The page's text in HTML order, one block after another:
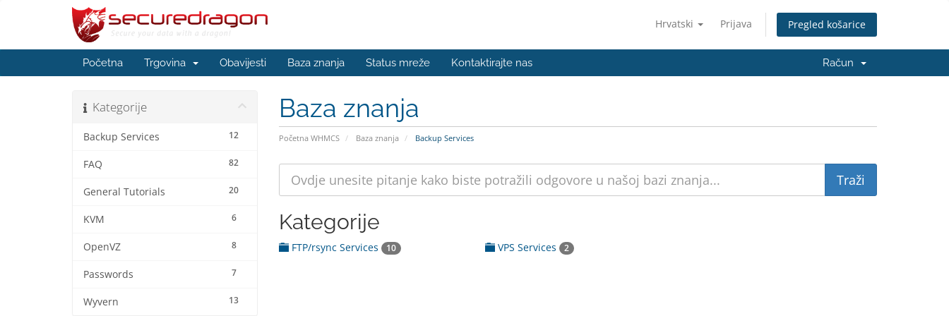
Hrvatski Prijava Pregled košarice
Početna Trgovina Obavijesti Baza znanja Status mreže Kontaktirajte nas Račun
Baza znanja
Početna WHMCS Baza znanja Backup Services
Kategorije
12
Backup Services
82
FAQ
20
General Tutorials
6
KVM
8
OpenVZ
7
Passwords
13
Wyvern
Kategorije
FTP/rsync Services 10 VPS Services 2